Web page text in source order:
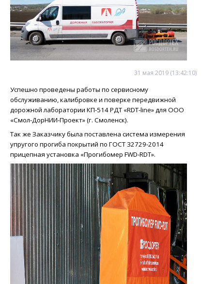
31 мая 2019 (13:42:10)
Успешно проведены работы по сервисному
обслуживанию, калибровке и поверке передвижной
дорожной лаборатории КП-514 РДТ «RDT-line» для OOО
«Смол-ДорНИИ-Проект» (г. Смоленск).
Так же Заказчику была поставлена система измерения
упругого прогиба покрытий по ГОСТ 32729-2014
прицепная установка «Прогибомер FWD-RDT».